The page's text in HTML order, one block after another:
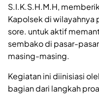
S.I.K.S.H.M.H,
Kapolsek di
sore. untuk aktif
sembako di pasar-
masing-masing.
Kegiatan ini diinisiasi
bagian dari langkah